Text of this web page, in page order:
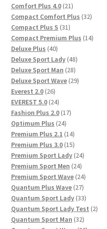
Produkte
Comfort Plus 4.0 2121
Produkte
Compact Comfort Plus 3232
Compact Plus S 3131
Produkte
Compact Premium Plus 1414
Deluxe Plus 4040
Produkte
Deluxe Sport Lady 4848
Produkte
Deluxe Sport Man 2828
Produkte
Deluxe Sport Wave 2929
Everest 2.0 2626
Produkte
EVEREST 5.0 2424
Produkte
Fashion Plus 2.0 1717
Optimum Plus 2424
Produkte
Premium Plus 2.1 1414
Produkte
Premium Plus 3.0 1515
Produkte
Premium Sport Lady 2424
Premium Sport Men 2424
Produkte
Premium Sport Wave 2424
Produkte
Quantum Plus Wave 2727
Produkte
Quantum Sport Lady 3333
Produkte
Quantum Sport Lady Test 22
Quantum Sport Man 3232